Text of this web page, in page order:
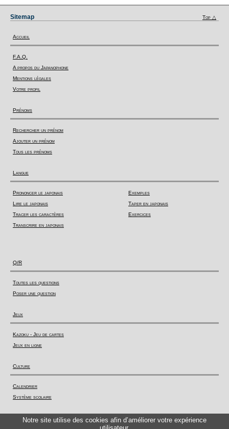
Notre site utilise des cookies afin d’améliorer votre expérience
Sitemap Top △
Accueil
F.A.Q.
A propos du Japanophone
Mentions légales
Votre profil
Prénoms
Rechercher un prénom
Ajouter un prénom
Tous les prénoms
Langue
Prononcer le japonais
Lire le japonais
Tracer les caractères
Transcrire en japonais
Exemples
Taper en japonais
Exercices
Q/R
Toutes les questions
Poser une question
Jeux
Kazoku - Jeu de cartes
Jeux en ligne
Culture
Calendrier
Système scolaire
Actualité